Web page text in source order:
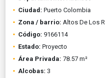
Ciudad: Puerto Colombia
Zona / barrio: Altos De Los
Código: 9166114
Estado: Proyecto
Área Privada: 78.57 m²
Alcobas: 3